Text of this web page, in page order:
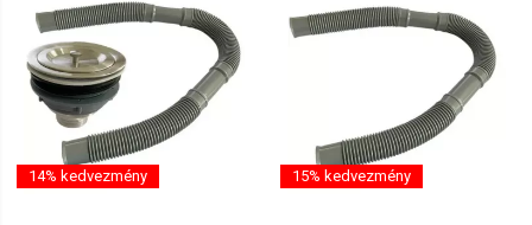
14% kedvezmény 15% kedvezmény